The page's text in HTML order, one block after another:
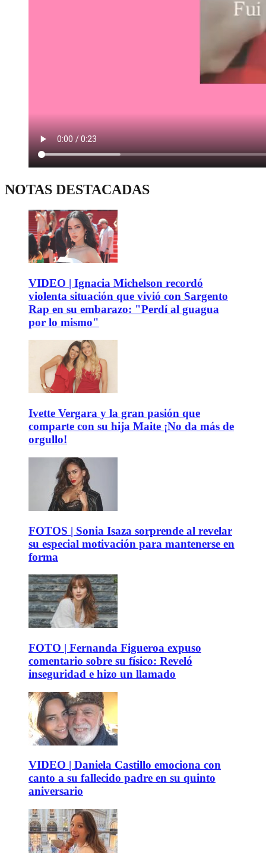
NOTAS DESTACADAS
VIDEO | Ignacia Michelson recordó
violenta situación que vivió con Sargento
Rap en su embarazo: "Perdí al guagua
por lo mismo"
Ivette Vergara y la gran pasión que
comparte con su hija Maite ¡No da más de
orgullo!
FOTOS | Sonia Isaza sorprende al revelar
su especial motivación para mantenerse en
forma
FOTO | Fernanda Figueroa expuso
comentario sobre su físico: Reveló
inseguridad e hizo un llamado
VIDEO | Daniela Castillo emociona con
canto a su fallecido padre en su quinto
aniversario